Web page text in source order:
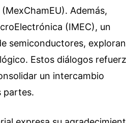
Además,
(IMEC), un
semiconductores,
Estos diálogos
un intercambio
partes.